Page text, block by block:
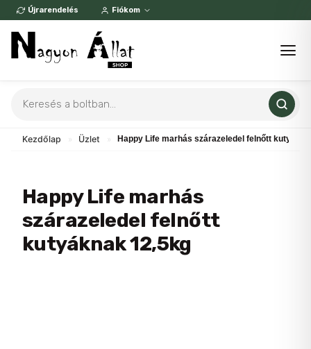
Skip
content
Újrarendelés Fiókom
search
Kezdőlap Üzlet Happy Life marhás szárazeledel felnőtt
Happy Life marhás
szárazeledel felnőtt
kutyáknak 12,5kg